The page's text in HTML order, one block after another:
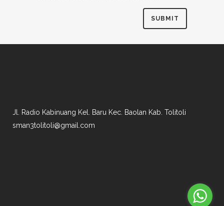
Jl. Radio Kabinuang Kel. Baru Kec. Baolan Kab. Tolitoli
sman3tolitoli@gmail.com